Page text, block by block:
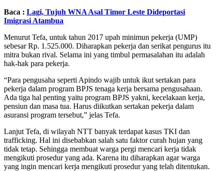
Baca : Lagi, Tujuh WNA Asal Timor Leste Dideportasi
Imigrasi Atambua
Menurut Tefa, untuk tahun 2017 upah minimun pekerja (UMP)
sebesar Rp. 1.525.000. Diharapkan pekerja dan serikat pengurus itu
mitra bukan rival. Selama ini yang timbul permasalahan itu adalah
hak-hak para pekerja.
“Para pengusaha seperti Apindo wajib untuk ikut sertakan para
pekerja dalam program BPJS tenaga kerja bersama pengusahaan.
Ada tiga hal penting yaitu program BPJS yakni, kecelakaan kerja,
pensiun dan masa tua. Harus diikutkan sertakan pekerja dalam
asuransi program tersebut,” jelas Tefa.
Lanjut Tefa, di wilayah NTT banyak terdapat kasus TKI dan
trafficking. Hal ini disebabkan salah satu faktor curah hujan yang
tidak tetap. Sehingga membuat warga pergi mencari kerja tidak
mengikuti prosedur yang ada. Karena itu diharapkan agar warga
yang ingin mencari kerja mengikuti prosedur yang telah ditentukan.